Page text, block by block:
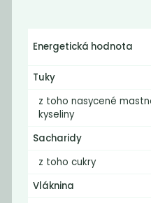
nedostupné
lámanka BIO
75Kč/ Kg
Energetická hodnota
Tuky
z toho nasycené
kyseliny
Sacharidy
z toho cukry
Vláknina